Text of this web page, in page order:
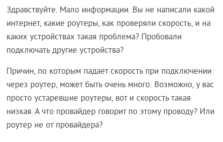
Здравствуйте. Мало информации. Вы не написали какой
интернет, какие роутеры, как проверяли скорость, и на
каких устройствах такая проблема? Пробовали
подключать другие устройства?
Причин, по которым падает скорость при подключении
через роутер, может быть очень много. Возможно, у вас
просто устаревшие роутеры, вот и скорость такая
низкая. А что провайдер говорит по этому проводу? Или
роутер не от провайдера?